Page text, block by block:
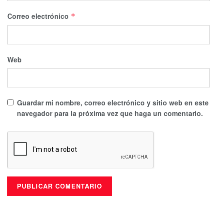
Correo electrónico *
Web
Guardar mi nombre, correo electrónico y sitio web en este
navegador para la próxima vez que haga un comentario.